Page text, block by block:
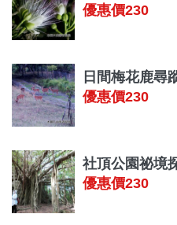
優惠價230
日間梅花鹿尋
優惠價230
社頂公園祕境
優惠價230